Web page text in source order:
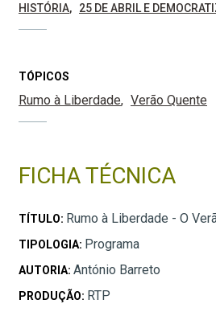
HISTÓRIA
25 DE ABRIL E
TÓPICOS
Rumo à Liberdade Verão Quente
FICHA TÉCNICA
TÍTULO: Rumo à Liberdade - O
TIPOLOGIA: Programa
AUTORIA: António Barreto
PRODUÇÃO: RTP